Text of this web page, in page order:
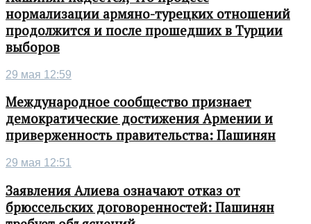
нормализации армяно-турецких отношений
продолжится и после прошедших в Турции
выборов
29 мая 12:59
Международное сообщество признает
демократические достижения Армении и
приверженность правительства: Пашинян
29 мая 12:51
Заявления Алиева означают отказ от
брюссельских договоренностей: Пашинян